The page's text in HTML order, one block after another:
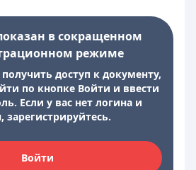
в сокращенном
режиме
доступ к документу,
по кнопке Войти и ввести
Если у вас нет логина и
зарегистрируйтесь.
Войти